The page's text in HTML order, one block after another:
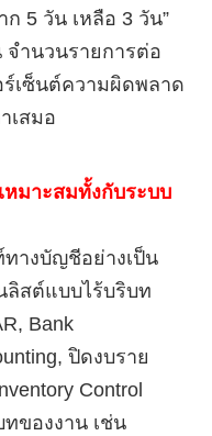
5 วัน เหลือ 3 วัน”
จำนวนรายการต่อ
ร์เซ็นต์ความผิดพลาด
เสมอ
หมาะสมทั้งกับระบบ
างบัญชีอย่างเป็น
ลิสต์แบบไร้บริบท
Bank
ปิดงบราย
Control
ของงาน เช่น